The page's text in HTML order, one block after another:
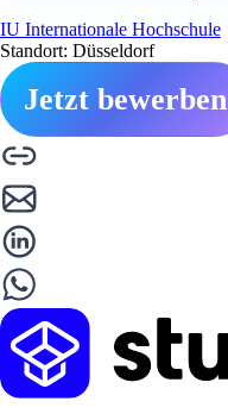
IU Internationale Hochschule
Standort: Düsseldorf
Jetzt bewerben